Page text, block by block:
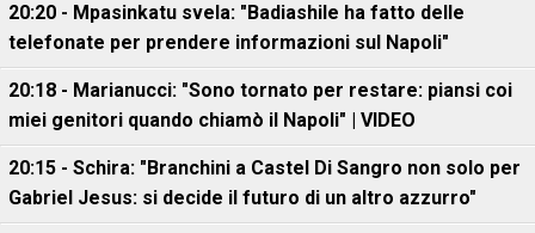
20:20 - Mpasinkatu svela: "Badiashile ha fatto delle
telefonate per prendere informazioni sul Napoli"
20:18 - Marianucci: "Sono tornato per restare: piansi coi
miei genitori quando chiamò il Napoli" | VIDEO
20:15 - Schira: "Branchini a Castel Di Sangro non solo per
Gabriel Jesus: si decide il futuro di un altro azzurro"